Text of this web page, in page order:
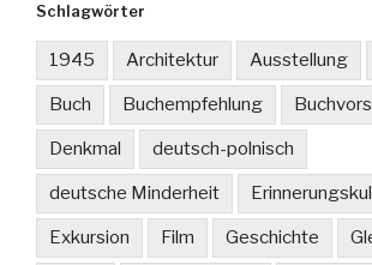
Schlagwörter
1945 Architektur Ausstellung
Buch Buchempfehlung
Denkmal deutsch-polnisch
deutsche Minderheit
Exkursion Film Geschichte